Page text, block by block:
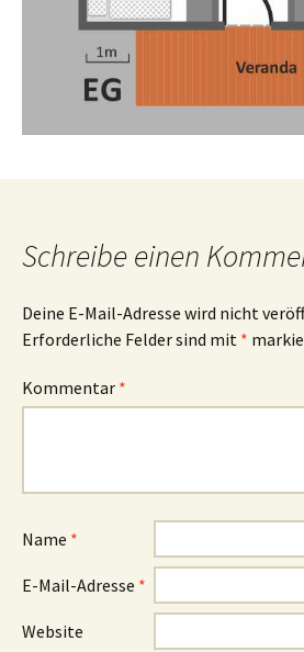
Schreibe einen
Deine E-Mail-Adresse wird nicht
Erforderliche Felder sind mit *
Kommentar *
Name *
E-Mail-Adresse *
Website